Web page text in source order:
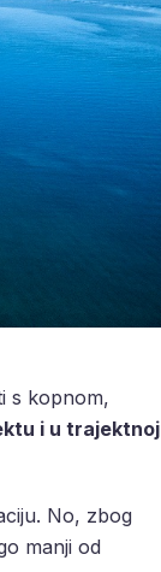
s kopnom,
i u trajektnoj
No, zbog
manji od